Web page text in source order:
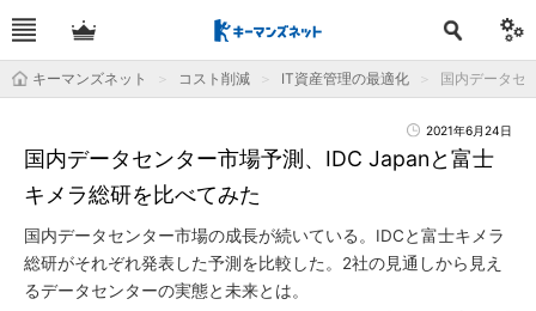
キーマンズネット コスト削減 IT資産管理の最適化 国内データセ
2021年6月24日
国内データセンター市場予測、IDC Japanと富士
キメラ総研を比べてみた
国内データセンター市場の成長が続いている。IDCと富士キメラ
総研がそれぞれ発表した予測を比較した。2社の見通しから見え
るデータセンターの実態と未来とは。